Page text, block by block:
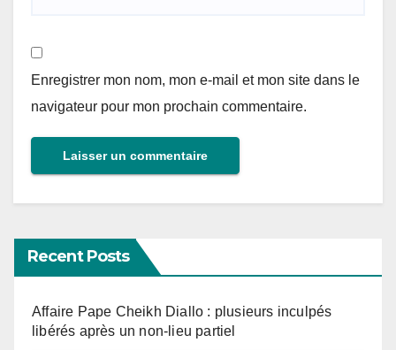
Enregistrer mon nom, mon e-mail et mon site dans le
navigateur pour mon prochain commentaire.
Recent Posts
Affaire Pape Cheikh Diallo : plusieurs inculpés
libérés après un non-lieu partiel